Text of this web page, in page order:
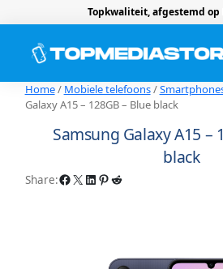
Topkwaliteit, afgestemd op
Home/ Mobiele telefoons/
Galaxy A15 – 128GB – Blue black
Samsung Galaxy A15 –
black
Share:Facebook X LinkedIn Pinterest Reddit